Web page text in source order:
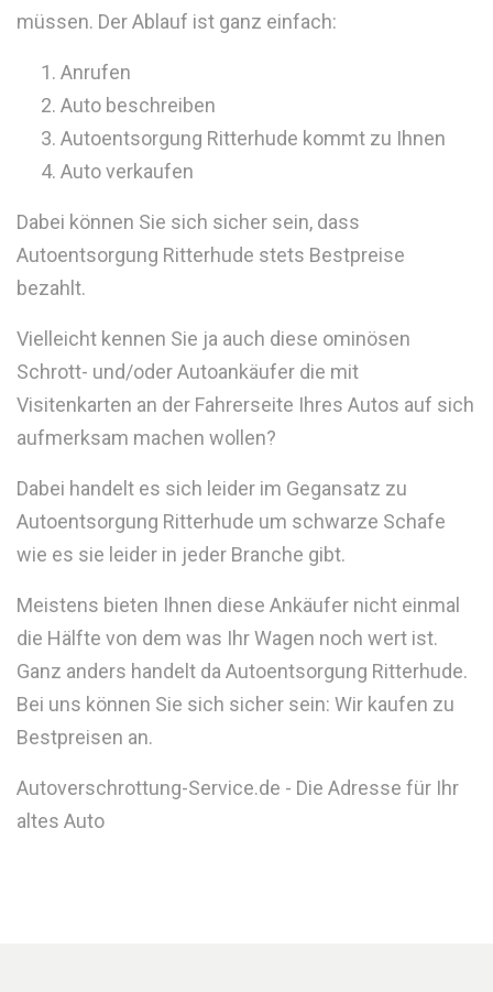
müssen. Der Ablauf ist ganz einfach:
Anrufen
Auto beschreiben
Autoentsorgung Ritterhude kommt zu Ihnen
Auto verkaufen
Dabei können Sie sich sicher sein, dass
Autoentsorgung Ritterhude stets Bestpreise
bezahlt.
Vielleicht kennen Sie ja auch diese ominösen
Schrott- und/oder Autoankäufer die mit
Visitenkarten an der Fahrerseite Ihres Autos auf sich
aufmerksam machen wollen?
Dabei handelt es sich leider im Gegansatz zu
Autoentsorgung Ritterhude um schwarze Schafe
wie es sie leider in jeder Branche gibt.
Meistens bieten Ihnen diese Ankäufer nicht einmal
die Hälfte von dem was Ihr Wagen noch wert ist.
Ganz anders handelt da Autoentsorgung Ritterhude.
Bei uns können Sie sich sicher sein: Wir kaufen zu
Bestpreisen an.
Autoverschrottung-Service.de - Die Adresse für Ihr
altes Auto